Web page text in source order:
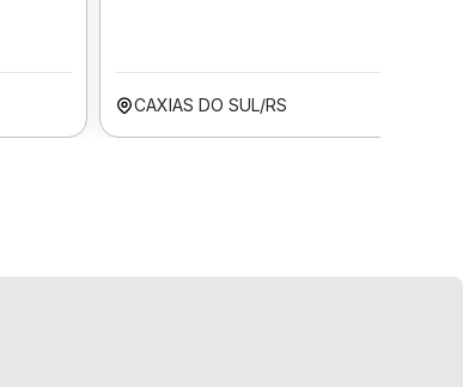
CAXIAS DO SUL/RS